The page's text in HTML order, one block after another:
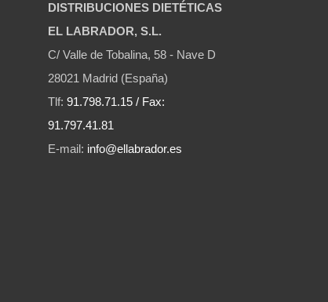
DISTRIBUCIONES DIETÉTICAS
EL LABRADOR, S.L.
C/ Valle de Tobalina, 58 - Nave D
28021 Madrid (España)
Tlf: 91.798.71.15 / Fax:
91.797.41.81
E-mail: info@ellabrador.es